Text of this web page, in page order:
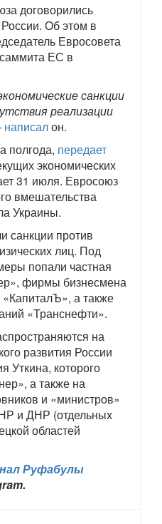
договорились
Об этом в
Евросовета
ЕС в
санкции
реализации
написалон.
полгода, передает
экономических
31 июля. Евросоюз
вмешательства
Украины.
против
лиц. Под
попали частная
фирмы бизнесмена
а также
«Транснефти».
на
развития России
Уткина, которого
а также на
и «министров»
и ДНР (отдельных
областей
Руфабулы